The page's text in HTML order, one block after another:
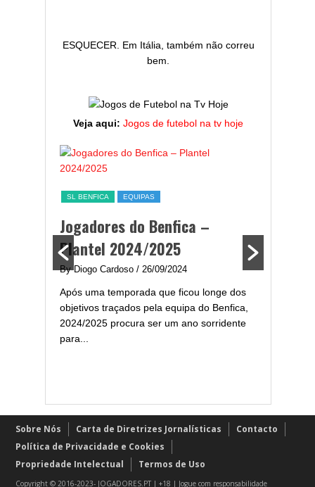
ESQUECER. Em Itália, também não correu
bem.
Veja aqui: Jogos de futebol na tv hoje
SL BENFICA EQUIPAS
Jogadores do Benfica –
Plantel 2024/2025
By Diogo Cardoso / 26/09/2024
Após uma temporada que ficou longe dos
objetivos traçados pela equipa do Benfica,
2024/2025 procura ser um ano sorridente
para...
Sobre Nós Carta de Diretrizes Jornalísticas
Contacto
Política de Privacidade e Cookies
Propriedade Intelectual
Termos de Uso
Copyright © 2016-2023- JOGADORES.PT | +18 | Jogue com responsabilidade